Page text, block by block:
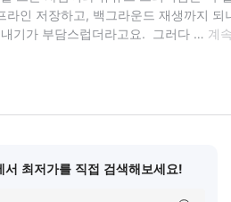
서 최저가를 직접 검색해보세요!